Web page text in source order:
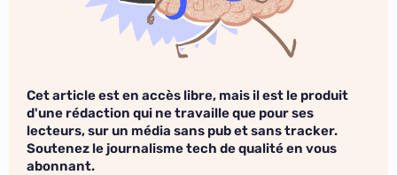
Cet article est en accès libre, mais il est le produit
d'une rédaction qui ne travaille que pour ses
lecteurs, sur un média sans pub et sans tracker.
Soutenez le journalisme tech de qualité en vous
abonnant.